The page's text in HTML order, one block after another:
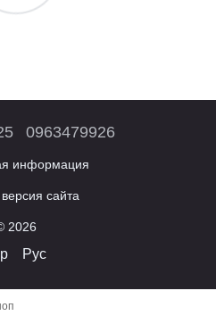
0963479926
информация
сайта
2026
Рус